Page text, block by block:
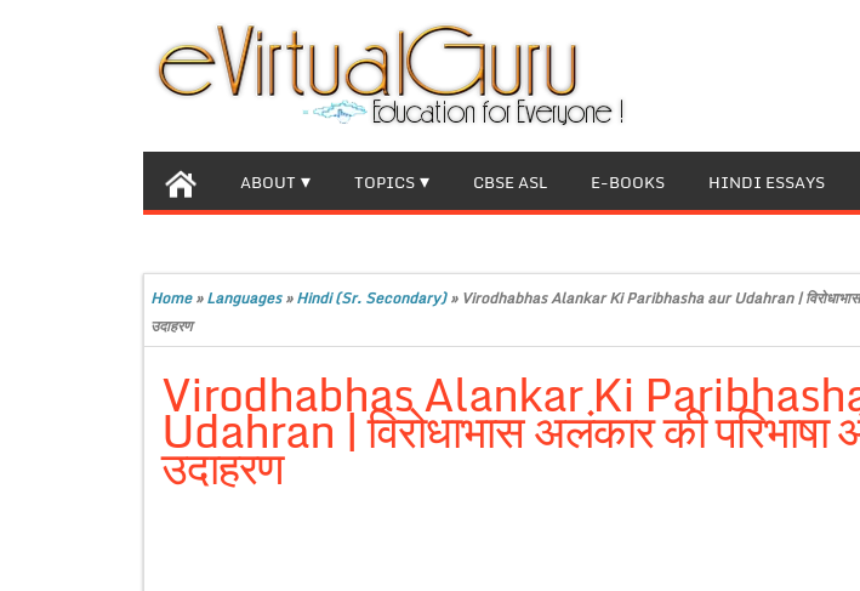
ABOUT TOPICS CBSE ASL E-BOOKS HINDI ESSAYS
Home»Languages»Hindi (Sr. Secondary)» Virodhabhas Alankar Ki Paribhasha aur Udahran | विरोधाभास
उदाहरण
Virodhabhas Alankar Ki
Udahran | विरोधाभास अलंकार की परिभाषा
उदाहरण